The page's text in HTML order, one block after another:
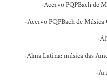
-Acervo PQPBach de
-Acervo PQPBach de
-
-Alma Latina: música das
-